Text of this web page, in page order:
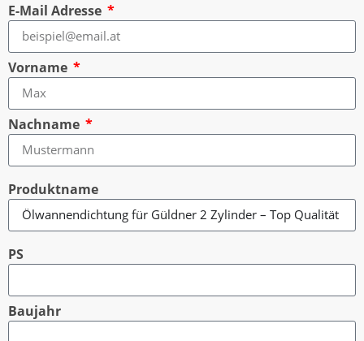
E-Mail Adresse
Vorname
Nachname
Produktname
PS
Baujahr